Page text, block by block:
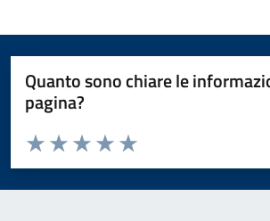
Quanto sono chiare le
pagina?
Domanda
Valuta da 1 a 5 stelle la pagina
Valuta 5 stelle su 5
Valuta 4 stelle su 5
Valuta 3 stelle su 5
Valuta 2 stelle su 5
Valuta 1 stelle su 5